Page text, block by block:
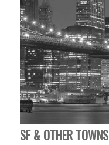
SF & OTHER TOWNS